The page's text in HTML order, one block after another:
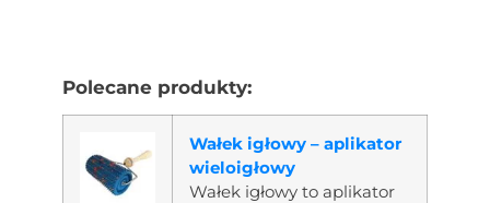
Polecane produkty:
Wałek igłowy – aplikator
wieloigłowy
Wałek igłowy to aplikator